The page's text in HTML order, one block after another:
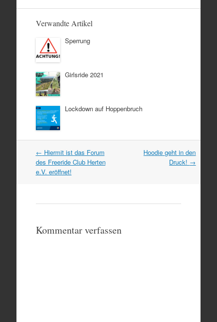
Verwandte Artikel
Sperrung
Girlsride 2021
Lockdown auf Hoppenbruch
Artikel
Navigation
← Hiermit ist das Forum
des Freeride Club Herten
e.V. eröffnet!
Hoodie geht in den
Druck! →
Kommentar verfassen